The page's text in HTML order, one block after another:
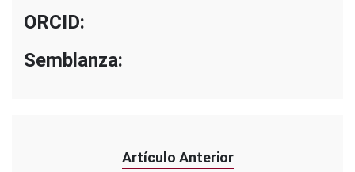
ORCID:
Semblanza:
Artículo Anterior